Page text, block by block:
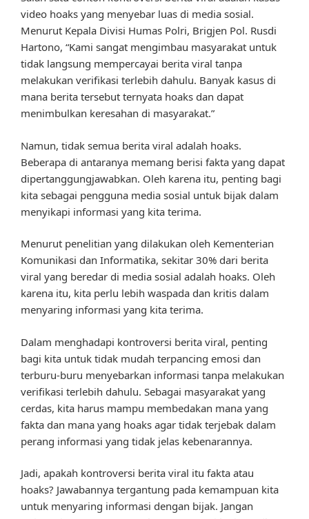
video hoaks yang menyebar luas di media sosial.
Menurut Kepala Divisi Humas Polri, Brigjen Pol. Rusdi
Hartono, “Kami sangat mengimbau masyarakat untuk
tidak langsung mempercayai berita viral tanpa
melakukan verifikasi terlebih dahulu. Banyak kasus di
mana berita tersebut ternyata hoaks dan dapat
menimbulkan keresahan di masyarakat.”
Namun, tidak semua berita viral adalah hoaks.
Beberapa di antaranya memang berisi fakta yang dapat
dipertanggungjawabkan. Oleh karena itu, penting bagi
kita sebagai pengguna media sosial untuk bijak dalam
menyikapi informasi yang kita terima.
Menurut penelitian yang dilakukan oleh Kementerian
Komunikasi dan Informatika, sekitar 30% dari berita
viral yang beredar di media sosial adalah hoaks. Oleh
karena itu, kita perlu lebih waspada dan kritis dalam
menyaring informasi yang kita terima.
Dalam menghadapi kontroversi berita viral, penting
bagi kita untuk tidak mudah terpancing emosi dan
terburu-buru menyebarkan informasi tanpa melakukan
verifikasi terlebih dahulu. Sebagai masyarakat yang
cerdas, kita harus mampu membedakan mana yang
fakta dan mana yang hoaks agar tidak terjebak dalam
perang informasi yang tidak jelas kebenarannya.
Jadi, apakah kontroversi berita viral itu fakta atau
hoaks? Jawabannya tergantung pada kemampuan kita
untuk menyaring informasi dengan bijak. Jangan